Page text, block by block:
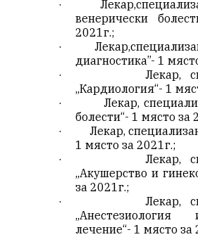
·
венерически
2021г.;
·
диагностика”- 1
·
Лекар,
„Кардиология“- 1
·
Лекар,
болести“- 1 място за
·
Лекар,
1 място за 2021г.;
·
Лекар,
„Акушерство и
за 2021г.;
·
Лекар,
лечение“- 1 място за